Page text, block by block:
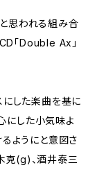
思われる組み合
「Double Ax」
した楽曲を基に
にした小気味よ
ようにと意図さ
克(g)、酒井泰三